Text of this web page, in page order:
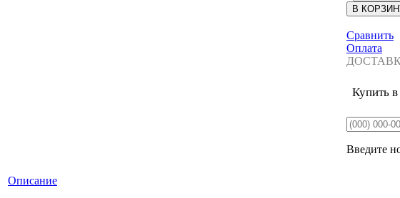
Сравнить
Оплата
Купить
Введите
Описание